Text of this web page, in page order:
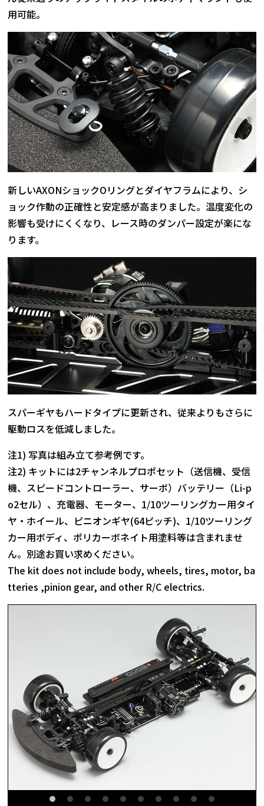
用可能。
新しいAXONショックOリングとダイヤフラムにより、シ
ョック作動の正確性と安定感が高まりました。温度変化の
影響も受けにくくなり、レース時のダンパー設定が楽にな
ります。
スパーギヤもハードタイプに更新され、従来よりもさらに
駆動ロスを低減しました。
注1) 写真は組み立て参考例です。
注2) キットには2チャンネルプロポセット（送信機、受信
機、スピードコントローラー、サーボ）バッテリー（Li-p
o2セル）、充電器、モーター、1/10ツーリングカー用タイ
ヤ・ホイール、ピニオンギヤ(64ピッチ)、1/10ツーリング
カー用ボディ、ポリカーボネイト用塗料等は含まれませ
ん。別途お買い求めください。
The kit does not include body, wheels, tires, motor, ba
tteries ,pinion gear, and other R/C electrics.